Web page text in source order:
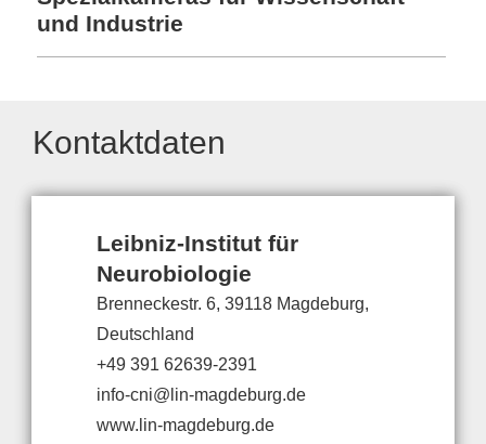
und Industrie
Kontaktdaten
Leibniz-Institut für
Neurobiologie
Brenneckestr. 6, 39118 Magdeburg,
Deutschland
+49 391 62639-2391
info-cni@lin-magdeburg.de
www.lin-magdeburg.de